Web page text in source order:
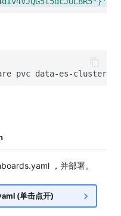
pvc
，并部署。
(单击点开)